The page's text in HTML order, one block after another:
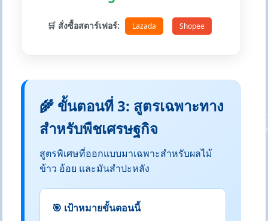
🛒 สั่งซื้อสตาร์เฟอร์: Lazada Shopee
🌾 ขั้นตอนที่ 3: สูตรเฉพาะทาง
สำหรับพืชเศรษฐกิจ
สูตรพิเศษที่ออกแบบมาเฉพาะสำหรับผลไม้
ข้าว อ้อย และมันสำปะหลัง
🎯 เป้าหมายขั้นตอนนี้